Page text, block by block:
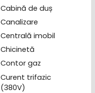
Cabină de duș
Canalizare
Centrală imobil
Chicinetă
Contor gaz
Curent trifazic
(380V)